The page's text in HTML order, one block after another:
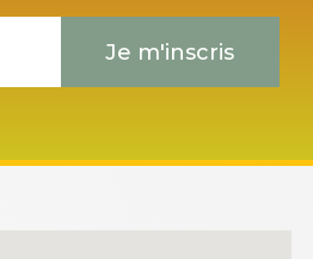
Je m'inscris